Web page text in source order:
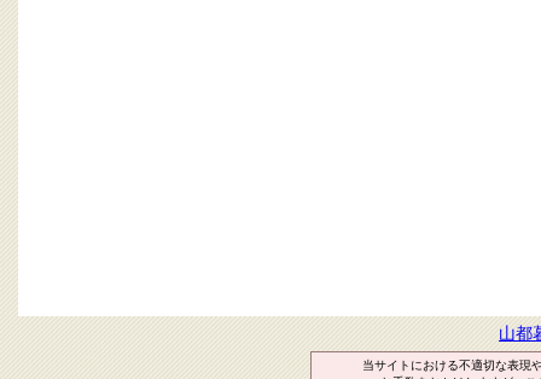
山都
当サイトにおける不適切な表現